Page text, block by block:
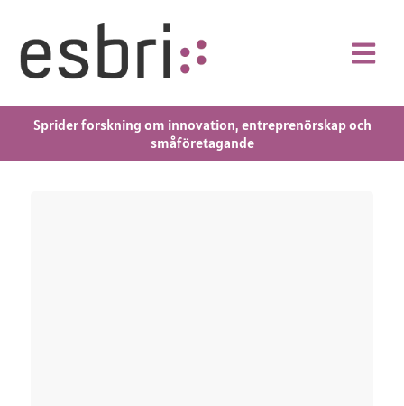
Sprider forskning om innovation, entreprenörskap och
småföretagande